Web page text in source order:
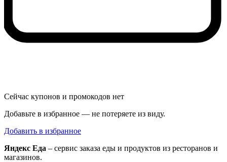
Сейчас купонов и промокодов нет
Добавьте в избранное — не потеряете из виду.
Добавить в избранное
Яндекс Еда – сервис заказа еды и продуктов из ресторанов и
магазинов.